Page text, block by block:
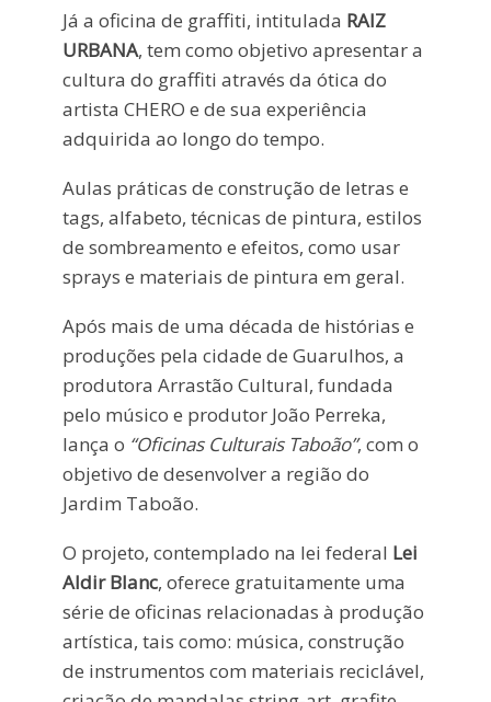
Já a oficina de graffiti, intitulada RAIZ
URBANA, tem como objetivo apresentar a
cultura do graffiti através da ótica do
artista CHERO e de sua experiência
adquirida ao longo do tempo.
Aulas práticas de construção de letras e
tags, alfabeto, técnicas de pintura, estilos
de sombreamento e efeitos, como usar
sprays e materiais de pintura em geral.
Após mais de uma década de histórias e
produções pela cidade de Guarulhos, a
produtora Arrastão Cultural, fundada
pelo músico e produtor João Perreka,
lança o “Oficinas Culturais Taboão”, com o
objetivo de desenvolver a região do
Jardim Taboão.
O projeto, contemplado na lei federal Lei
Aldir Blanc, oferece gratuitamente uma
série de oficinas relacionadas à produção
artística, tais como: música, construção
de instrumentos com materiais reciclável,